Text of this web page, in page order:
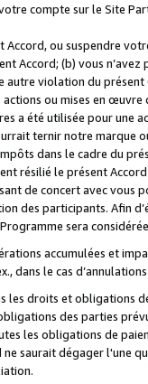
compte sur le Site
ou suspendre
Accord; (b) vous
autre violation du
ou mises en
a été utilisée pour une
ternir notre marque
dans le cadre du
résilié le présent
de concert avec vous
des participants. Afin
sera
accumulées et
dans le cas
les droits et obligations
des parties
les obligations de
saurait dégager l'une